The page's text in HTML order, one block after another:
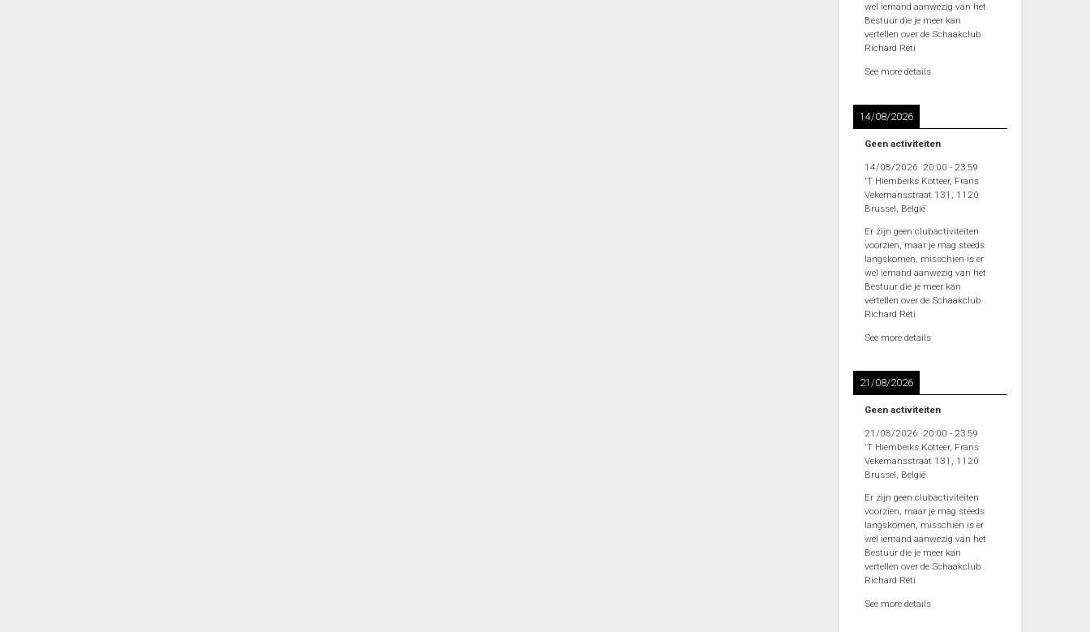
wel iemand aanwezig van het
Bestuur die je meer kan
vertellen over de Schaakclub
Richard Réti
See more details
14/08/2026
Geen activiteiten
14/08/2026 20:00 - 23:59
'T Hiembeiks Kotteer, Frans
Vekemansstraat 131, 1120
Brussel, België
Er zijn geen clubactiviteiten
voorzien, maar je mag steeds
langskomen, misschien is er
wel iemand aanwezig van het
Bestuur die je meer kan
vertellen over de Schaakclub
Richard Réti
See more details
21/08/2026
Geen activiteiten
21/08/2026 20:00 - 23:59
'T Hiembeiks Kotteer, Frans
Vekemansstraat 131, 1120
Brussel, België
Er zijn geen clubactiviteiten
voorzien, maar je mag steeds
langskomen, misschien is er
wel iemand aanwezig van het
Bestuur die je meer kan
vertellen over de Schaakclub
Richard Réti
See more details